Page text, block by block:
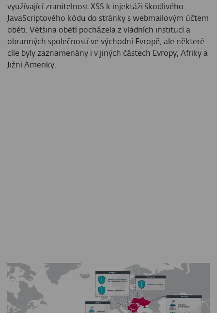
využívající zranitelnost XSS k injektáži škodlivého
JavaScriptového kódu do stránky s webmailovým účtem
oběti. Většina obětí pocházela z vládních institucí a
obranných společností ve východní Evropě, ale některé
cíle byly zaznamenány i v jiných částech Evropy, Afriky a
Jižní Ameriky.